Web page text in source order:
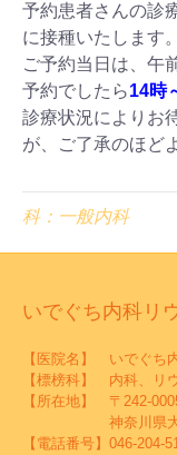
予約患者さんの診
に接種いたします。
ご予約当日は、午
予約でしたら14時
診療状況によりお
が、ご了承のほど
科：一般内科
いでぐち内科リ
【医院名】 いでぐち
【標榜科】 内科、リ
【所在地】 〒242-
神奈川県大和
【電話番号】 046-204-